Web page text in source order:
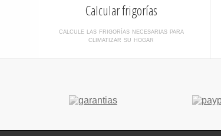
Calcular frigorías
calcule las frigorías necesarias para
climatizar su hogar